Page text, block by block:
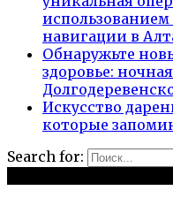
навигации в
Обнаружьте
здоровье:
Искусство
которые
Search for: